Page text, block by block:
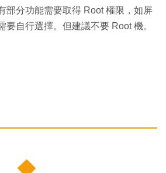
部分功能需要取得 Root 權限，如屏
要自行選擇。但建議不要 Root 機。